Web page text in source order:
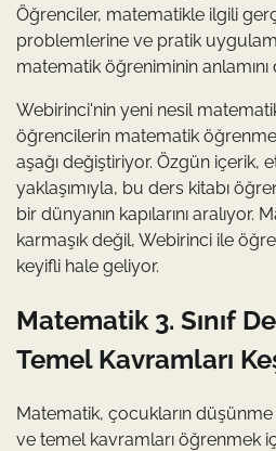
Öğrenciler, matematikle ilgili
problemlerine ve pratik
matematik öğreniminin anlamını
Webirinci'nin yeni nesil
öğrencilerin matematik
aşağı değiştiriyor. Özgün içerik,
yaklaşımıyla, bu ders kitabı
bir dünyanın kapılarını aralıyor.
karmaşık değil, Webirinci ile
keyifli hale geliyor.
Matematik 3. Sınıf
Temel Kavramları
Matematik, çocukların
ve temel kavramları öğrenmek